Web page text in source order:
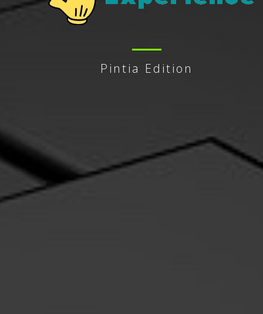
Pintia Edition